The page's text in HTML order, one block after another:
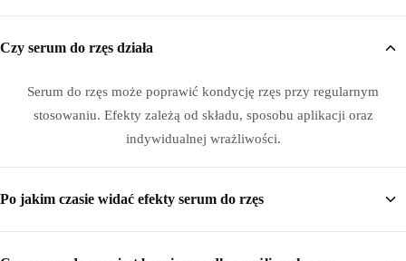
Czy serum do rzęs działa
Serum do rzęs może poprawić kondycję rzęs przy regularnym
stosowaniu. Efekty zależą od składu, sposobu aplikacji oraz
indywidualnej wrażliwości.
Po jakim czasie widać efekty serum do rzęs